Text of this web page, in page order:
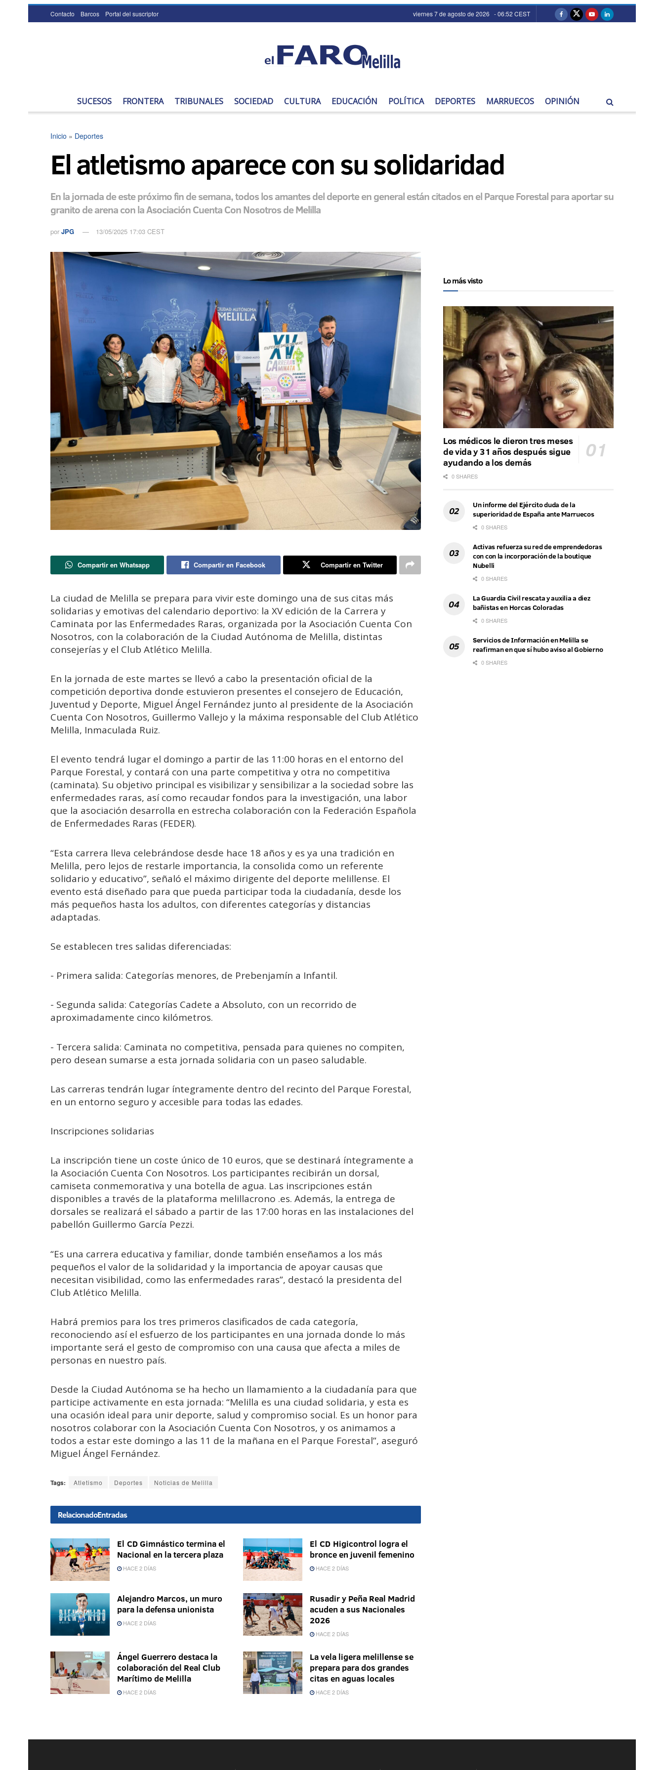
Contacto Barcos Portal del suscriptor viernes 7 de agosto de 2026 - 06:52 CEST
SUCESOS FRONTERA TRIBUNALES SOCIEDAD CULTURA EDUCACIÓN POLÍTICA DEPORTES MARRUECOS OPINIÓN
Inicio » Deportes
El atletismo aparece con su solidaridad
En la jornada de este próximo fin de semana, todos los amantes del deporte en general están citados en el Parque Forestal para aportar su
granito de arena con la Asociación Cuenta Con Nosotros de Melilla
por JPG 13/05/2025 17:03 CEST
Compartir en Whatsapp Compartir en Facebook Compartir en Twitter
La ciudad de Melilla se prepara para vivir este domingo una de sus citas más
solidarias y emotivas del calendario deportivo: la XV edición de la Carrera y
Caminata por las Enfermedades Raras, organizada por la Asociación Cuenta Con
Nosotros, con la colaboración de la Ciudad Autónoma de Melilla, distintas
consejerías y el Club Atlético Melilla.
En la jornada de este martes se llevó a cabo la presentación oficial de la
competición deportiva donde estuvieron presentes el consejero de Educación,
Juventud y Deporte, Miguel Ángel Fernández junto al presidente de la Asociación
Cuenta Con Nosotros, Guillermo Vallejo y la máxima responsable del Club Atlético
Melilla, Inmaculada Ruiz.
El evento tendrá lugar el domingo a partir de las 11:00 horas en el entorno del
Parque Forestal, y contará con una parte competitiva y otra no competitiva
(caminata). Su objetivo principal es visibilizar y sensibilizar a la sociedad sobre las
enfermedades raras, así como recaudar fondos para la investigación, una labor
que la asociación desarrolla en estrecha colaboración con la Federación Española
de Enfermedades Raras (FEDER).
“Esta carrera lleva celebrándose desde hace 18 años y es ya una tradición en
Melilla, pero lejos de restarle importancia, la consolida como un referente
solidario y educativo”, señaló el máximo dirigente del deporte melillense. El
evento está diseñado para que pueda participar toda la ciudadanía, desde los
más pequeños hasta los adultos, con diferentes categorías y distancias
adaptadas.
Se establecen tres salidas diferenciadas:
- Primera salida: Categorías menores, de Prebenjamín a Infantil.
- Segunda salida: Categorías Cadete a Absoluto, con un recorrido de
aproximadamente cinco kilómetros.
- Tercera salida: Caminata no competitiva, pensada para quienes no compiten,
pero desean sumarse a esta jornada solidaria con un paseo saludable.
Las carreras tendrán lugar íntegramente dentro del recinto del Parque Forestal,
en un entorno seguro y accesible para todas las edades.
Inscripciones solidarias
La inscripción tiene un coste único de 10 euros, que se destinará íntegramente a
la Asociación Cuenta Con Nosotros. Los participantes recibirán un dorsal,
camiseta conmemorativa y una botella de agua. Las inscripciones están
disponibles a través de la plataforma melillacrono .es. Además, la entrega de
dorsales se realizará el sábado a partir de las 17:00 horas en las instalaciones del
pabellón Guillermo García Pezzi.
“Es una carrera educativa y familiar, donde también enseñamos a los más
pequeños el valor de la solidaridad y la importancia de apoyar causas que
necesitan visibilidad, como las enfermedades raras”, destacó la presidenta del
Club Atlético Melilla.
Habrá premios para los tres primeros clasificados de cada categoría,
reconociendo así el esfuerzo de los participantes en una jornada donde lo más
importante será el gesto de compromiso con una causa que afecta a miles de
personas en nuestro país.
Desde la Ciudad Autónoma se ha hecho un llamamiento a la ciudadanía para que
participe activamente en esta jornada: “Melilla es una ciudad solidaria, y esta es
una ocasión ideal para unir deporte, salud y compromiso social. Es un honor para
nosotros colaborar con la Asociación Cuenta Con Nosotros, y os animamos a
todos a estar este domingo a las 11 de la mañana en el Parque Forestal”, aseguró
Miguel Ángel Fernández.
Tags: Atletismo Deportes Noticias de Melilla
RelacionadoEntradas
El CD Gimnástico termina el
Nacional en la tercera plaza
HACE 2 DÍAS
El CD Higicontrol logra el
bronce en juvenil femenino
HACE 2 DÍAS
Alejandro Marcos, un muro
para la defensa unionista
HACE 2 DÍAS
Rusadir y Peña Real Madrid
acuden a sus Nacionales
2026
HACE 2 DÍAS
Ángel Guerrero destaca la
colaboración del Real Club
Marítimo de Melilla
HACE 2 DÍAS
La vela ligera melillense se
prepara para dos grandes
citas en aguas locales
HACE 2 DÍAS
Lo más visto
Los médicos le dieron tres meses
de vida y 31 años después sigue
ayudando a los demás
0 SHARES
Un informe del Ejército duda de la
superioridad de España ante Marruecos
0 SHARES
Activas refuerza su red de emprendedoras
con con la incorporación de la boutique
Nubelli
0 SHARES
La Guardia Civil rescata y auxilia a diez
bañistas en Horcas Coloradas
0 SHARES
Servicios de Información en Melilla se
reafirman en que sí hubo aviso al Gobierno
0 SHARES